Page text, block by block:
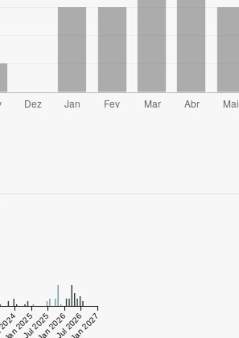
Jan 2025Jul 2025Jan 2026Jul 2026Jan 2027